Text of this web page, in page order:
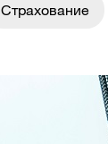
Страхование